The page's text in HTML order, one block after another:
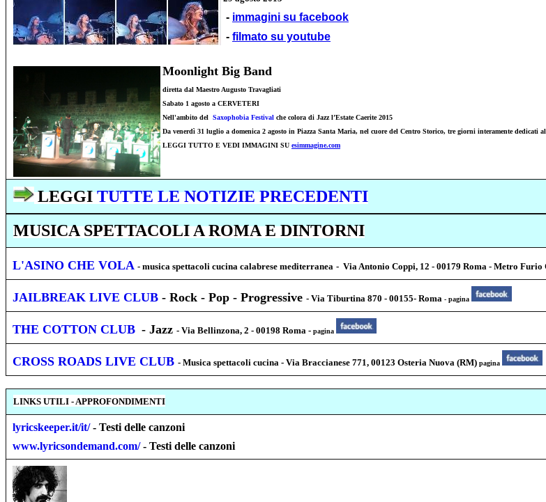
- immagini su facebook
- filmato su youtube
Moonlight Big Band
diretta dal Maestro Augusto Travagliati
Sabato 1 agosto a CERVETERI
Nell'ambito del Saxophobia Festival che colora di Jazz l’Estate Caerite 2015
Da venerdì 31 luglio a domenica 2 agosto in Piazza Santa Maria, nel cuore del Centro Storico, tre giorni interamente dedicati
LEGGI TUTTO E VEDI IMMAGINI SU esimmagine.com
LEGGITUTTE LE NOTIZIE PRECEDENTI
MUSICA SPETTACOLI A ROMA E DINTORNI
L'ASINO CHE VOLA - musica spettacoli cucina calabrese mediterranea - Via Antonio Coppi, 12 - 00179 Roma - Metro
JAILBREAK LIVE CLUB - Rock - Pop - Progressive - Via Tiburtina 870 - 00155- Roma - pagina
THE COTTON CLUB - Jazz - Via Bellinzona, 2 - 00198 Roma - pagina
CROSS ROADS LIVE CLUB - Musica spettacoli cucina - Via Braccianese 771, 00123 Osteria Nuova (RM) pagina
LINKS UTILI - APPROFONDIMENTI
lyricskeeper.it/it/- Testi delle canzoni
www.lyricsondemand.com/- Testi delle canzoni